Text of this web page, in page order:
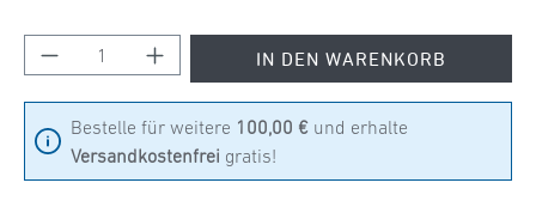
Produkt Anzahl: Gib den gewünschten Wert
IN DEN WARENKORB
Bestelle für weitere 100,00 € und erhalte
Versandkostenfrei gratis!